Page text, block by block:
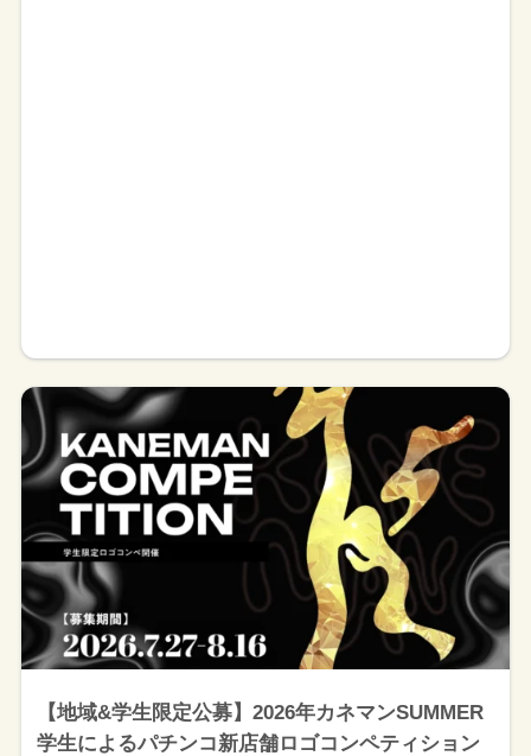
【地域&学生限定公募】2026年カネマンSUMMER
学生によるパチンコ新店舗ロゴコンペティション